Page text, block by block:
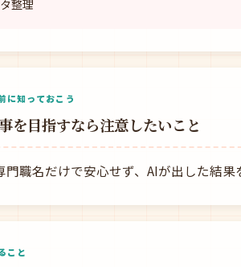
整理
に知っておこう
を目指すなら注意したいこと
門職名だけで安心せず、AIが出した結果
こと